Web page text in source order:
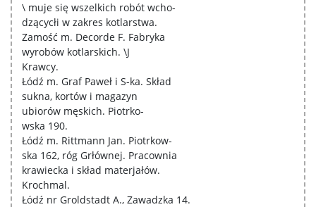
\ muje się wszelkich robót wcho-
dzącycłi w zakres kotlarstwa.
Zamość m. Decorde F. Fabryka
wyrobów kotlarskich. \J
Krawcy.
Łódź m. Graf Paweł i S-ka. Skład
sukna, kortów i magazyn
ubiorów męskich. Piotrko-
wska 190.
Łódź m. Rittmann Jan. Piotrkow-
ska 162, róg Grłównej. Pracownia
krawiecka i skład materjałów.
Krochmal.
Łódź nr Groldstadt A., Zawadzka 14.